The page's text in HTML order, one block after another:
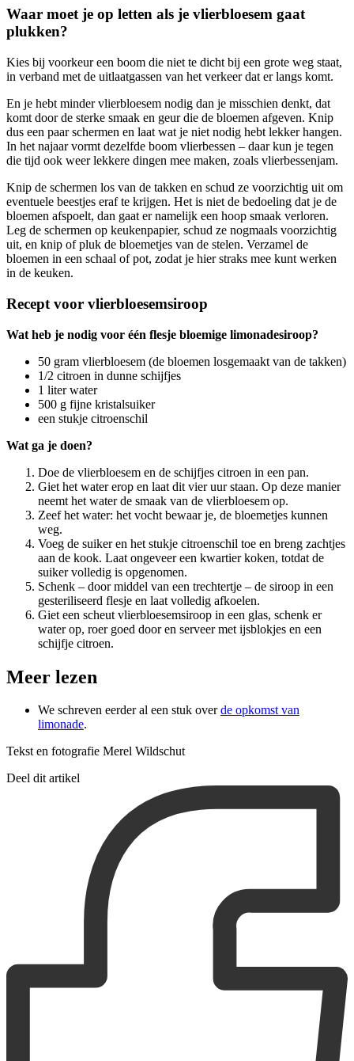
Waar moet je op letten als je vlierbloesem gaat
plukken?
Kies bij voorkeur een boom die niet te dicht bij een grote weg staat,
in verband met de uitlaatgassen van het verkeer dat er langs komt.
En je hebt minder vlierbloesem nodig dan je misschien denkt, dat
komt door de sterke smaak en geur die de bloemen afgeven. Knip
dus een paar schermen en laat wat je niet nodig hebt lekker hangen.
In het najaar vormt dezelfde boom vlierbessen – daar kun je tegen
die tijd ook weer lekkere dingen mee maken, zoals vlierbessenjam.
Knip de schermen los van de takken en schud ze voorzichtig uit om
eventuele beestjes eraf te krijgen. Het is niet de bedoeling dat je de
bloemen afspoelt, dan gaat er namelijk een hoop smaak verloren.
Leg de schermen op keukenpapier, schud ze nogmaals voorzichtig
uit, en knip of pluk de bloemetjes van de stelen. Verzamel de
bloemen in een schaal of pot, zodat je hier straks mee kunt werken
in de keuken.
Recept voor vlierbloesemsiroop
Wat heb je nodig voor één flesje bloemige limonadesiroop?
50 gram vlierbloesem (de bloemen losgemaakt van de takken)
1/2 citroen in dunne schijfjes
1 liter water
500 g fijne kristalsuiker
een stukje citroenschil
Wat ga je doen?
Doe de vlierbloesem en de schijfjes citroen in een pan.
Giet het water erop en laat dit vier uur staan. Op deze manier
neemt het water de smaak van de vlierbloesem op.
Zeef het water: het vocht bewaar je, de bloemetjes kunnen
weg.
Voeg de suiker en het stukje citroenschil toe en breng zachtjes
aan de kook. Laat ongeveer een kwartier koken, totdat de
suiker volledig is opgenomen.
Schenk – door middel van een trechtertje – de siroop in een
gesteriliseerd flesje en laat volledig afkoelen.
Giet een scheut vlierbloesemsiroop in een glas, schenk er
water op, roer goed door en serveer met ijsblokjes en een
schijfje citroen.
Meer lezen
We schreven eerder al een stuk overde opkomst van
limonade.
Tekst en fotografie Merel Wildschut
Deel dit artikel